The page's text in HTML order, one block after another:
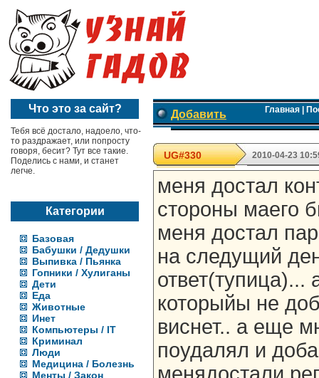
Что это за сайт?
Тебя всё достало, надоело, что-
то раздражает, или попросту
говоря, бесит? Тут все такие.
Поделись с нами, и станет
легче.
Категории
Базовая
Бабушки / Дедушки
Выпивка / Пьянка
Гопники / Хулиганы
Дети
Еда
Животные
Инет
Компьютеры / IT
Криминал
Люди
Медицина / Болезнь
Менты / Закон
Добавить Главная|
UG#330 2010-04-23
меня достал
стороны маего
меня достал
на следущий
которыйы не
виснет.. а еще
поудалял и